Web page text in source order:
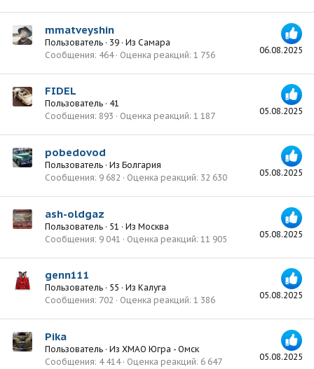
06.08.2025
mmatveyshin
Пользователь · 39 · Из Самара
Сообщения 464 Оценка реакций 1 756
05.08.2025
FIDEL
Пользователь · 41
Сообщения 893 Оценка реакций 1 187
05.08.2025
pobedovod
Пользователь · Из Болгария
Сообщения 9 682 Оценка реакций 32 630
05.08.2025
ash-oldgaz
Пользователь · 51 · Из Москва
Сообщения 9 041 Оценка реакций 11 905
05.08.2025
genn111
Пользователь · 55 · Из Калуга
Сообщения 702 Оценка реакций 1 386
05.08.2025
Pika
Пользователь · Из ХМАО Югра - Омск
Сообщения 4 414 Оценка реакций 6 647